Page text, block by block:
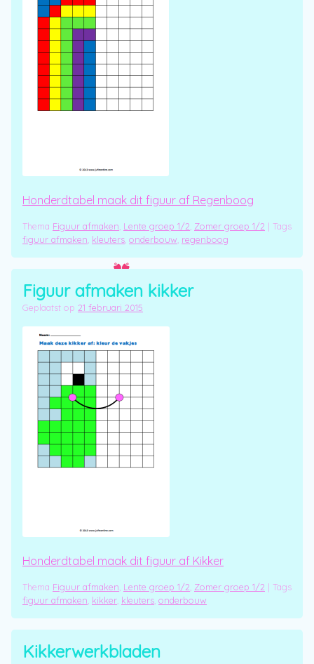
Honderdtabel maak dit figuur af Regenboog
Thema Figuur afmaken Lente groep 1/2 Zomer groep 1/2 | Tags
figuur afmaken kleuters onderbouw regenboog
Figuur afmaken kikker
Geplaatst op 21 februari 2015
Honderdtabel maak dit figuur af Kikker
Thema Figuur afmaken Lente groep 1/2 Zomer groep 1/2 | Tags
figuur afmaken kikker kleuters onderbouw
Kikkerwerkbladen